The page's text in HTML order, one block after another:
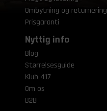
Ombytning og returnering
Prisgaranti
Nyttig info
Blog
Størrelsesguide
Klub 417
Om os
B2B